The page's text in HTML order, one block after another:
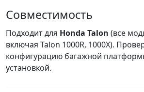
Совместимость
Подходит для Honda Talon (все
включая Talon 1000R, 1000X).
конфигурацию багажной
установкой.